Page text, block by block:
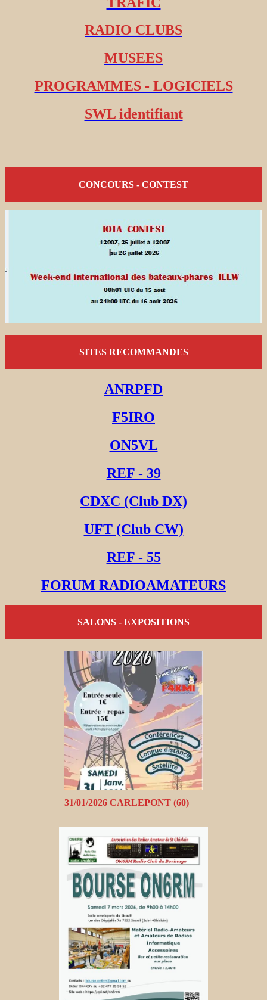
RADIO CLUBS
MUSEES
PROGRAMMES - LOGICIELS
SWL identifiant
CONCOURS - CONTEST
SITES RECOMMANDES
ANRPFD
F5IRO
ON5VL
REF - 39
CDXC (Club DX)
UFT (Club CW)
REF - 55
FORUM RADIOAMATEURS
SALONS - EXPOSITIONS
31/01/2026 CARLEPONT (60)